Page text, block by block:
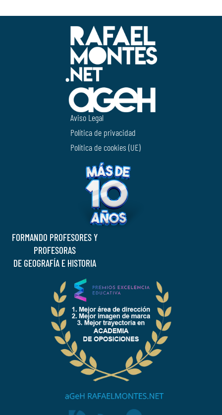
Aviso Legal
Política de privacidad
Política de cookies (UE)
FORMANDO PROFESORES Y
PROFESORAS
DE GEOGRAFÍA E HISTORIA